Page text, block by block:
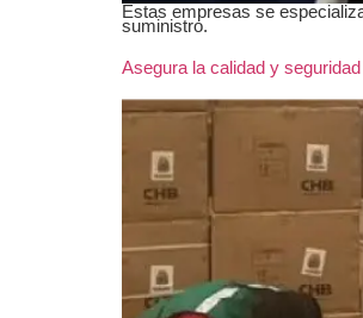
Estas empresas se
suministro.
Asegura la calidad y